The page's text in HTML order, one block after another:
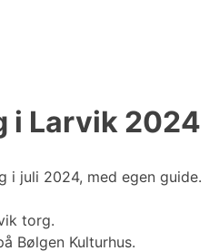
i Larvik 2024
i juli 2024, med egen guide.
torg.
Bølgen Kulturhus.